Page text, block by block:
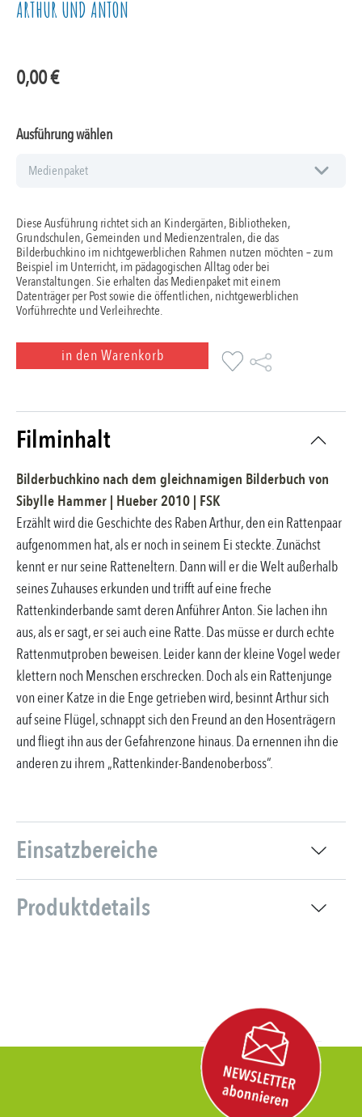
ARTHUR UND ANTON
0,00€
Ausführung wählen
Diese Ausführung richtet sich an Kindergärten, Bibliotheken,
Grundschulen, Gemeinden und Medienzentralen, die das
Bilderbuchkino im nichtgewerblichen Rahmen nutzen möchten – zum
Beispiel im Unterricht, im pädagogischen Alltag oder bei
Veranstaltungen. Sie erhalten das Medienpaket mit einem
Datenträger per Post sowie die öffentlichen, nichtgewerblichen
Vorführrechte und Verleihrechte.
in den Warenkorb
Filminhalt
Bilderbuchkino nach dem gleichnamigen Bilderbuch von
Sibylle Hammer | Hueber2010 | FSK
Erzählt wird die Geschichte des Raben Arthur, den ein Rattenpaar
aufgenommen hat, als er noch in seinem Ei steckte. Zunächst
kennt er nur seine Ratteneltern. Dann will er die Welt außerhalb
seines Zuhauses erkunden und trifft auf eine freche
Rattenkinderbande samt deren Anführer Anton. Sie lachen ihn
aus, als er sagt, er sei auch eine Ratte. Das müsse er durch echte
Rattenmutproben beweisen. Leider kann der kleine Vogel weder
klettern noch Menschen erschrecken. Doch als ein Rattenjunge
von einer Katze in die Enge getrieben wird, besinnt Arthur sich
auf seine Flügel, schnappt sich den Freund an den Hosenträgern
und fliegt ihn aus der Gefahrenzone hinaus. Da ernennen ihn die
anderen zu ihrem „Rattenkinder-Bandenoberboss“.
Einsatzbereiche
Produktdetails